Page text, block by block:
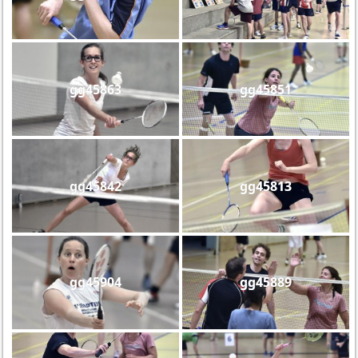
gg45863 gg45851
gg45842 gg45813
gg45904 gg45889